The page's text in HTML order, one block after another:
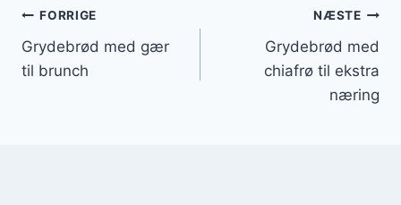
Indlægsnavigation
FORRIGE
Grydebrød med gær
til brunch
NÆSTE
Grydebrød med
chiafrø til ekstra
næring